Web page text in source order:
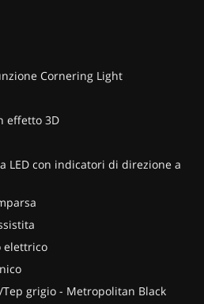
Cornering Light
effetto 3D
LED con indicatori di direzione a
elettrico
grigio - Metropolitan Black